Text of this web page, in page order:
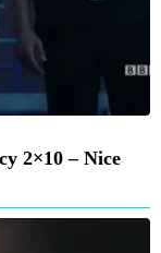
2×10 – Nice